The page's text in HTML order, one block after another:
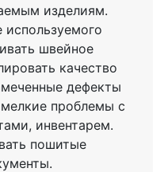
изделиям.
используемого
швейное
качество
дефекты
мелкие проблемы с
инвентарем.
пошитые